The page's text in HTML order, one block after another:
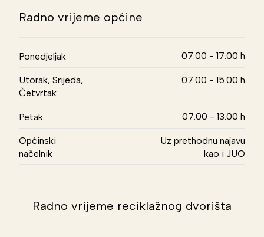
Radno vrijeme općine
Ponedjeljak 07.00 - 17.00 h
Utorak, Srijeda,
Četvrtak
07.00 - 15.00 h
Petak 07.00 - 13.00 h
Općinski
načelnik
Uz prethodnu najavu
kao i JUO
Radno vrijeme reciklažnog dvorišta